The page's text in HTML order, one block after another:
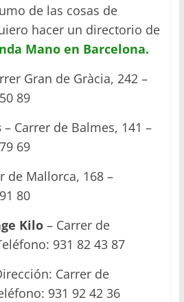
de las cosas de
hacer un directorio de
Mano en Barcelona.
Gran de Gràcia, 242 –
89
– Carrer de Balmes, 141 –
69
de Mallorca, 168 –
80
Kilo– Carrer de
931 82 43 87
Carrer de
931 92 42 36